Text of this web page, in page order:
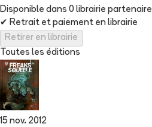
Disponible dans 0 librairie partenaire
✔ Retrait et paiement en librairie
Retirer en librairie
Toutes les éditions
15 nov. 2012